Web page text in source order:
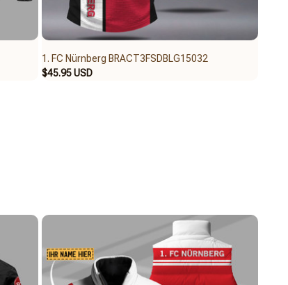
1. FC Nürnberg BRACT3FSDBLG15032
$45.95 USD